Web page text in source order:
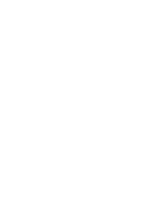
bojovať bez toho, aby ste